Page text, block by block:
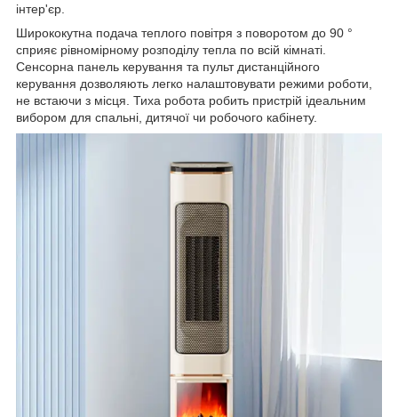
інтер'єр.
Ширококутна подача теплого повітря з поворотом до 90 °
сприяє рівномірному розподілу тепла по всій кімнаті.
Сенсорна панель керування та пульт дистанційного
керування дозволяють легко налаштовувати режими роботи,
не встаючи з місця. Тиха робота робить пристрій ідеальним
вибором для спальні, дитячої чи робочого кабінету.